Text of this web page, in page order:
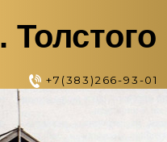
+7(383)266-93-01